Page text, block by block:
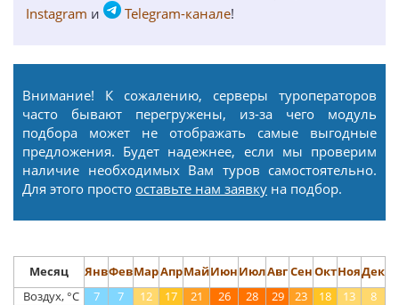
Instagram и Telegram-канале!
Внимание! К сожалению, серверы туроператоров
часто бывают перегружены, из-за чего модуль
подбора может не отображать самые выгодные
предложения. Будет надежнее, если мы проверим
наличие необходимых Вам туров самостоятельно.
Для этого просто оставьте нам заявку на подбор.
Месяц ЯнвФевМарАпрМайИюнИюлАвгСенОктНояДек
Воздух, °С
7 7 12 17 21 26 28 29 23 18 13
8